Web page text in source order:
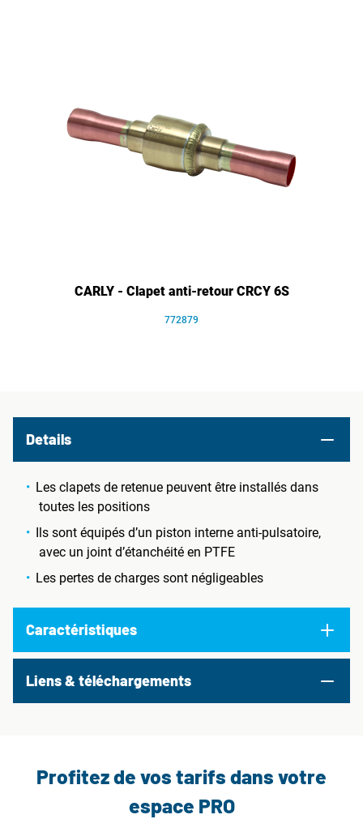
CARLY - Clapet anti-retour CRCY 6S
772879
Details
Les clapets de retenue peuvent être installés dans
toutes les positions
Ils sont équipés d’un piston interne anti-pulsatoire,
avec un joint d’étanchéité en PTFE
Les pertes de charges sont négligeables
Caractéristiques
Liens & téléchargements
Profitez de vos tarifs dans votre
espace PRO